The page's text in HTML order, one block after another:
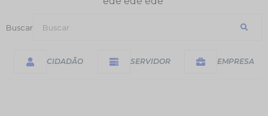
Buscar
CIDADÃO SERVIDOR EMPRESA